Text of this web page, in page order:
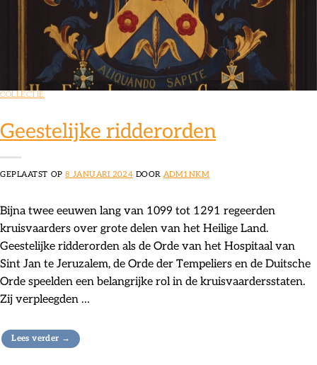
COLLECTIE
Geestelijke ridderorden
GEPLAATST OP8 JANUARI 2024 DOOR ADM1NKM
Bijna twee eeuwen lang van 1099 tot 1291 regeerden
kruisvaarders over grote delen van het Heilige Land.
Geestelijke ridderorden als de Orde van het Hospitaal van
Sint Jan te Jeruzalem, de Orde der Tempeliers en de Duitsche
Orde speelden een belangrijke rol in de kruisvaardersstaten.
Zij verpleegden …
Lees verder →